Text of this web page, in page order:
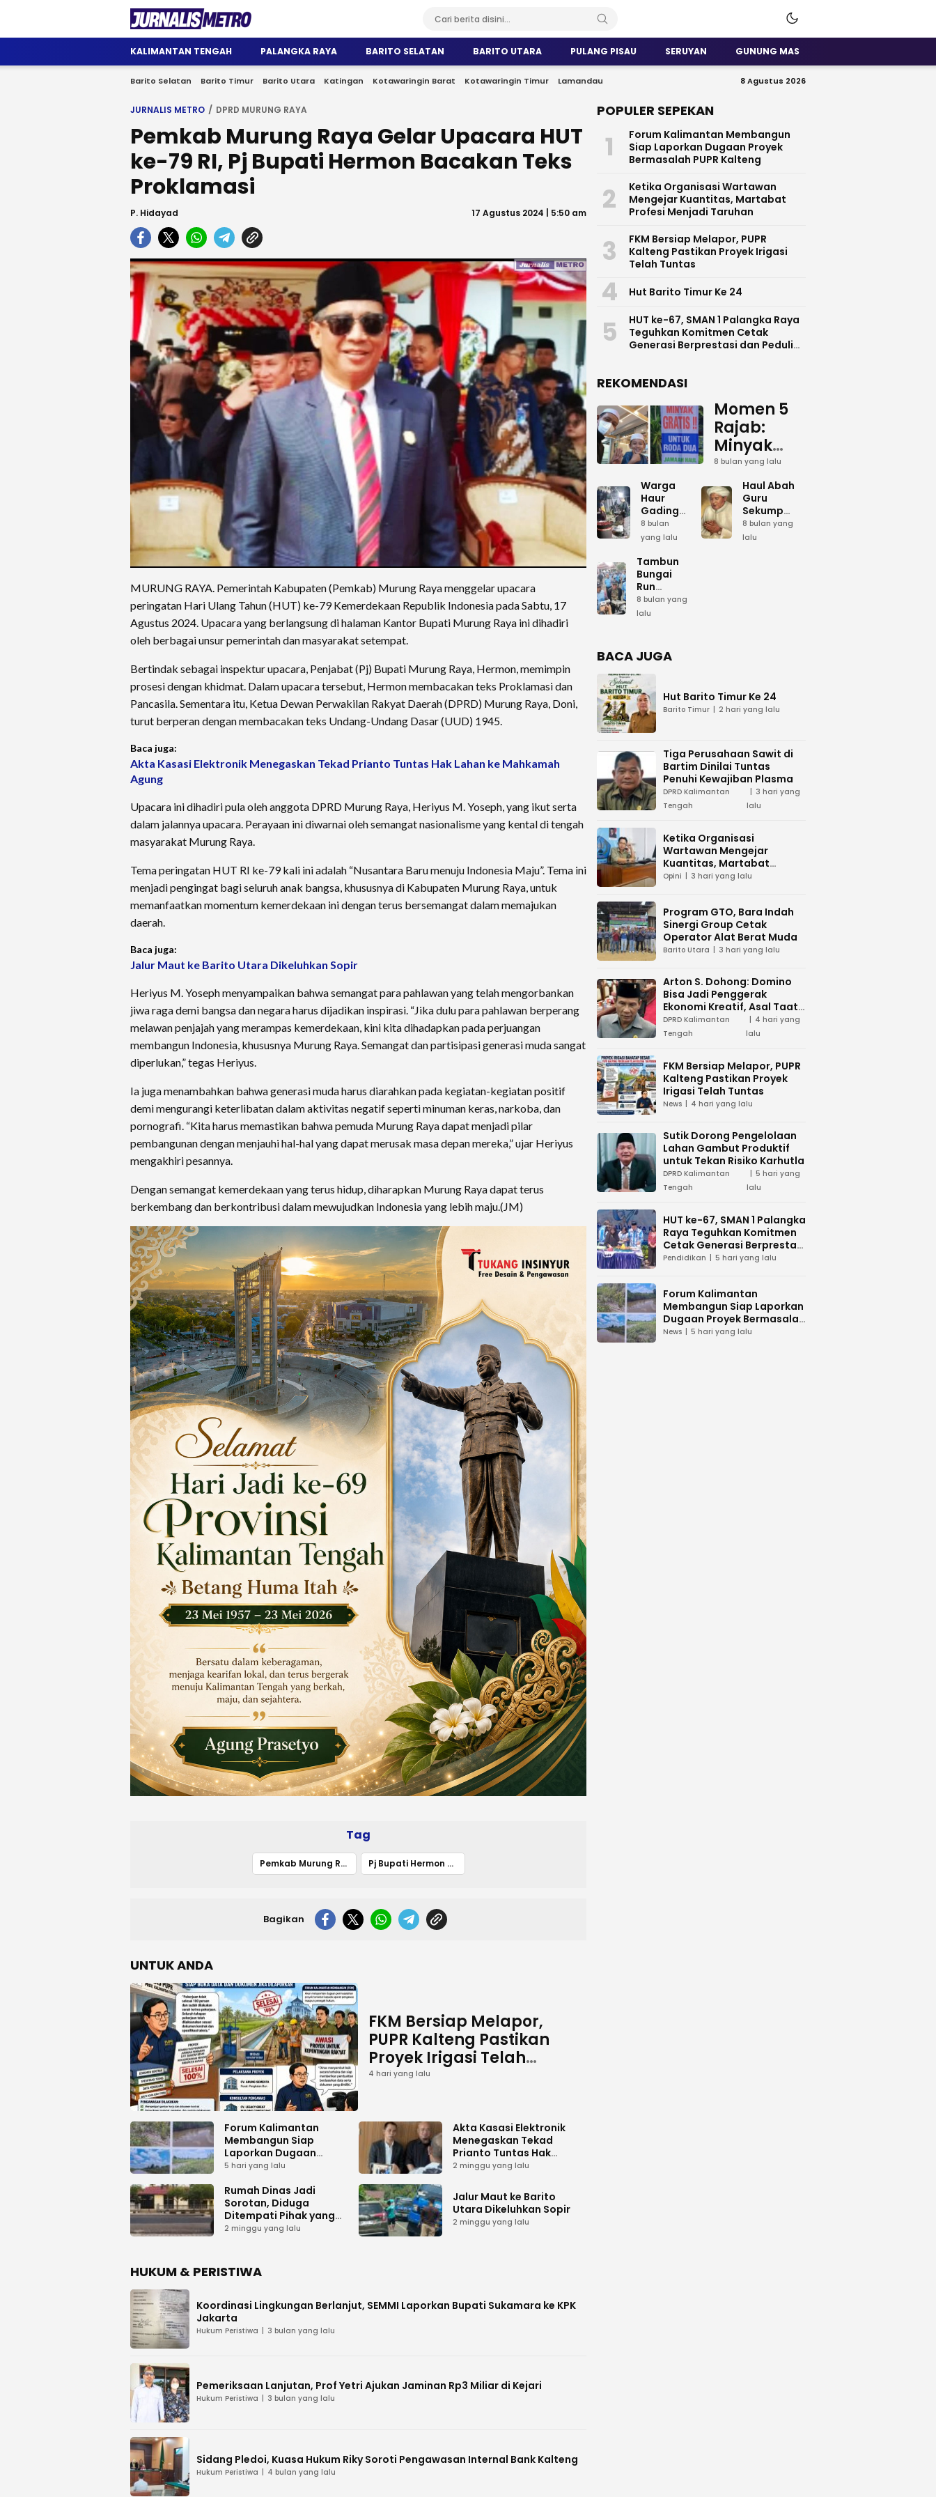
Jurnalis Metro
Satu Wadah Informasi
KALIMANTAN TENGAH PALANGKA RAYA BARITO SELATAN BARITO UTARA PULANG PISAU SERUYAN GUNUNG MAS
Barito Selatan Barito Timur Barito Utara Katingan Kotawaringin Barat Kotawaringin Timur Lamandau 8 Agustus 2026
JURNALIS METRO DPRD MURUNG RAYA
Pemkab Murung Raya Gelar Upacara HUT
ke-79 RI, Pj Bupati Hermon Bacakan Teks
Proklamasi
P. Hidayad 17 Agustus 2024 | 5:50 am
MURUNG RAYA. Pemerintah Kabupaten (Pemkab) Murung Raya menggelar upacara
peringatan Hari Ulang Tahun (HUT) ke-79 Kemerdekaan Republik Indonesia pada Sabtu, 17
Agustus 2024. Upacara yang berlangsung di halaman Kantor Bupati Murung Raya ini dihadiri
oleh berbagai unsur pemerintah dan masyarakat setempat.
Bertindak sebagai inspektur upacara, Penjabat (Pj) Bupati Murung Raya, Hermon, memimpin
prosesi dengan khidmat. Dalam upacara tersebut, Hermon membacakan teks Proklamasi dan
Pancasila. Sementara itu, Ketua Dewan Perwakilan Rakyat Daerah (DPRD) Murung Raya, Doni,
turut berperan dengan membacakan teks Undang-Undang Dasar (UUD) 1945.
Baca juga:
Akta Kasasi Elektronik Menegaskan Tekad Prianto Tuntas Hak Lahan ke Mahkamah
Agung
Upacara ini dihadiri pula oleh anggota DPRD Murung Raya, Heriyus M. Yoseph, yang ikut serta
dalam jalannya upacara. Perayaan ini diwarnai oleh semangat nasionalisme yang kental di tengah
masyarakat Murung Raya.
Tema peringatan HUT RI ke-79 kali ini adalah “Nusantara Baru menuju Indonesia Maju”. Tema ini
menjadi pengingat bagi seluruh anak bangsa, khususnya di Kabupaten Murung Raya, untuk
memanfaatkan momentum kemerdekaan ini dengan terus bersemangat dalam memajukan
daerah.
Baca juga:
Jalur Maut ke Barito Utara Dikeluhkan Sopir
Heriyus M. Yoseph menyampaikan bahwa semangat para pahlawan yang telah mengorbankan
jiwa raga demi bangsa dan negara harus dijadikan inspirasi. “Jika dulu para pahlawan berperang
melawan penjajah yang merampas kemerdekaan, kini kita dihadapkan pada perjuangan
membangun Indonesia, khususnya Murung Raya. Semangat dan partisipasi generasi muda sangat
diperlukan,” tegas Heriyus.
Ia juga menambahkan bahwa generasi muda harus diarahkan pada kegiatan-kegiatan positif
demi mengurangi keterlibatan dalam aktivitas negatif seperti minuman keras, narkoba, dan
pornografi. “Kita harus memastikan bahwa pemuda Murung Raya dapat menjadi pilar
pembangunan dengan menjauhi hal-hal yang dapat merusak masa depan mereka,” ujar Heriyus
mengakhiri pesannya.
Dengan semangat kemerdekaan yang terus hidup, diharapkan Murung Raya dapat terus
berkembang dan berkontribusi dalam mewujudkan Indonesia yang lebih maju.(JM)
Tag
Pemkab Murung Raya Gelar Upacara HUT ke-79 RI Pj Bupati Hermon Bacakan Teks Proklamasi
Bagikan
UNTUK ANDA
FKM Bersiap Melapor,
PUPR Kalteng Pastikan
Proyek Irigasi Telah
Tuntas
4 hari yang lalu
Forum Kalimantan
Membangun Siap
Laporkan Dugaan
Proyek Bermasalah
5 hari yang lalu
Akta Kasasi Elektronik
Menegaskan Tekad
Prianto Tuntas Hak
Lahan ke Mahkamah
2 minggu yang lalu
Rumah Dinas Jadi
Sorotan, Diduga
Ditempati Pihak yang
Tak Berhak
2 minggu yang lalu
Jalur Maut ke Barito
Utara Dikeluhkan Sopir
2 minggu yang lalu
HUKUM & PERISTIWA
Koordinasi Lingkungan Berlanjut, SEMMI Laporkan Bupati Sukamara ke KPK
Jakarta
Hukum Peristiwa 3 bulan yang lalu
Pemeriksaan Lanjutan, Prof Yetri Ajukan Jaminan Rp3 Miliar di Kejari
Hukum Peristiwa 3 bulan yang lalu
Sidang Pledoi, Kuasa Hukum Riky Soroti Pengawasan Internal Bank Kalteng
Hukum Peristiwa 4 bulan yang lalu
POPULER SEPEKAN
1
Forum Kalimantan Membangun
Siap Laporkan Dugaan Proyek
Bermasalah PUPR Kalteng
2
Ketika Organisasi Wartawan
Mengejar Kuantitas, Martabat
Profesi Menjadi Taruhan
3
FKM Bersiap Melapor, PUPR
Kalteng Pastikan Proyek Irigasi
Telah Tuntas
4 Hut Barito Timur Ke 24
5
HUT ke-67, SMAN 1 Palangka Raya
Teguhkan Komitmen Cetak
Generasi Berprestasi dan Peduli
REKOMENDASI
Momen 5
Rajab:
Minyak
Gratis
dan Cinta
yang
Terus
Mengalir
8 bulan yang lalu
Warga
Haur
Gading
Siapkan
Bumbu
Umum
Sambut 5
Rajab di
Sekumpul
8 bulan
yang lalu
Haul Abah
Guru
Sekumpul:
Ketika
Lautan
8 bulan yang
lalu
Tambun
Bungai
Run
Meriahkan
Hari Bela
Juang TNI
AD di
Palangka
Raya
8 bulan yang
lalu
BACA JUGA
Hut Barito Timur Ke 24
Barito Timur 2 hari yang lalu
Tiga Perusahaan Sawit di
Bartim Dinilai Tuntas
Penuhi Kewajiban Plasma
DPRD Kalimantan
Tengah
3 hari yang
lalu
Ketika Organisasi
Wartawan Mengejar
Kuantitas, Martabat
Profesi Menjadi Taruhan
Opini 3 hari yang lalu
Program GTO, Bara Indah
Sinergi Group Cetak
Operator Alat Berat Muda
Barito Utara 3 hari yang lalu
Arton S. Dohong: Domino
Bisa Jadi Penggerak
Ekonomi Kreatif, Asal Taat
Aturan
DPRD Kalimantan
Tengah
4 hari yang
lalu
FKM Bersiap Melapor, PUPR
Kalteng Pastikan Proyek
Irigasi Telah Tuntas
News 4 hari yang lalu
Sutik Dorong Pengelolaan
Lahan Gambut Produktif
untuk Tekan Risiko Karhutla
DPRD Kalimantan
Tengah
5 hari yang
lalu
HUT ke-67, SMAN 1 Palangka
Raya Teguhkan Komitmen
Cetak Generasi Berprestasi
dan Peduli Lingkunga
Pendidikan 5 hari yang lalu
Forum Kalimantan
Membangun Siap Laporkan
Dugaan Proyek Bermasalah
PUPR Kalteng
News 5 hari yang lalu